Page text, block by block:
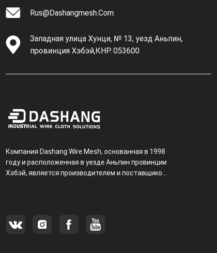
Rus@dashangmesh.com
Западная улица Хунци, № 13, уезд Аньпин,
провинция Хэбэй,КНР. 053600
Компания Dashang Wire Mesh, основанная в 1998
году и расположенная в уезде Аньпин провинции
Хэбэй, является производителем и поставщиком,